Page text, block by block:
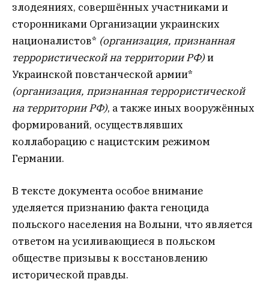
злодеяниях, совершённых участниками и
сторонниками Организации украинских
националистов* (организация, признанная
террористической на территории РФ)и
Украинской повстанческой армии*
(организация, признанная террористической
на территории РФ), а также иных вооружённых
формирований, осуществлявших
коллаборацию с нацистским режимом
Германии.
В тексте документа особое внимание
уделяется признанию факта геноцида
польского населения на Волыни, что является
ответом на усиливающиеся в польском
обществе призывы к восстановлению
исторической правды.